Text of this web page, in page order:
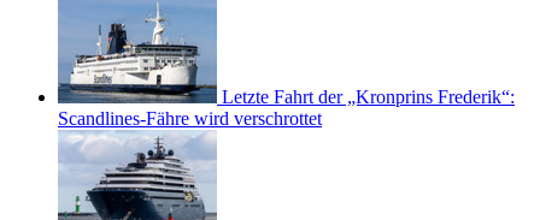
Letzte Fahrt der „Kronprins Frederik“:
Scandlines-Fähre wird verschrottet